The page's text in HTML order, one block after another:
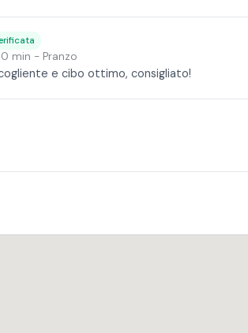
min - Pranzo
e cibo ottimo, consigliato!